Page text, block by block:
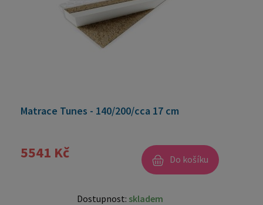
Matrace Tunes - 140/200/cca 17 cm
5541 Kč Do košíku
Dostupnost: skladem